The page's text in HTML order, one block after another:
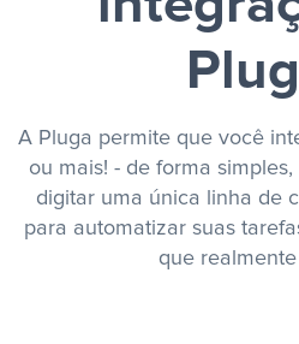
A Pluga permite que você
ou mais! - de forma
digitar uma única linha de
para automatizar suas
que